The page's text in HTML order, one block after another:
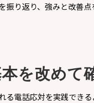
振り返り、強みと改善
を改めて
る電話応対を実践でき